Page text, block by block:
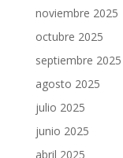
noviembre 2025
octubre 2025
septiembre 2025
agosto 2025
julio 2025
junio 2025
abril 2025